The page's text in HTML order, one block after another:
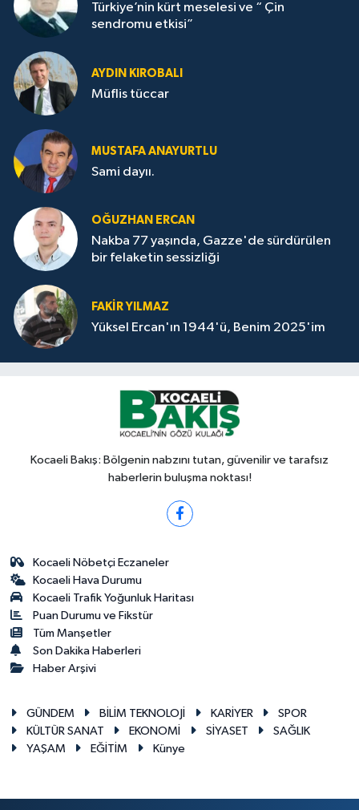
Türkiye’nin kürt meselesi ve “ Çin
sendromu etkisi”
AYDIN KIROBALI
Müflis tüccar
MUSTAFA ANAYURTLU
Sami dayıı.
OĞUZHAN ERCAN
Nakba 77 yaşında, Gazze'de sürdürülen
bir felaketin sessizliği
FAKİR YILMAZ
Yüksel Ercan'ın 1944'ü, Benim 2025'im
Kocaeli Bakış: Bölgenin nabzını tutan, güvenilir ve tarafsız
haberlerin buluşma noktası!
Kocaeli Nöbetçi Eczaneler
Kocaeli Hava Durumu
Kocaeli Trafik Yoğunluk Haritası
Puan Durumu ve Fikstür
Tüm Manşetler
Son Dakika Haberleri
Haber Arşivi
GÜNDEM BİLİM TEKNOLOJİ KARİYER
SPOR
KÜLTÜR SANAT
EKONOMİ SİYASET
SAĞLIK
YAŞAM
EĞİTİM Künye